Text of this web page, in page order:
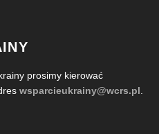
prosimy kierować
wsparcieukrainy@wcrs.pl.